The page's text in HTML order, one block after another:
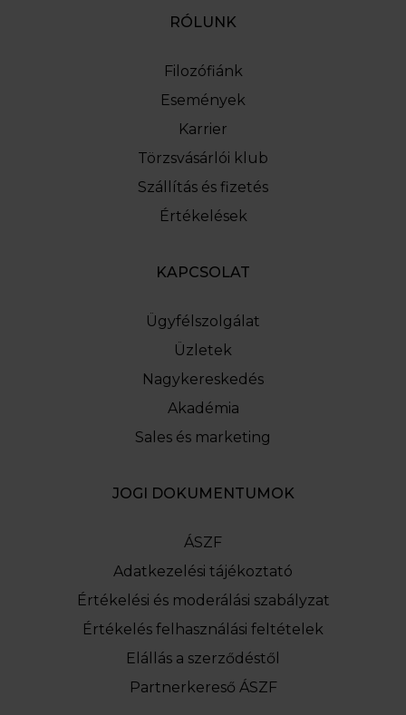
RÓLUNK
Filozófiánk
Események
Karrier
Törzsvásárlói klub
Szállítás és fizetés
Értékelések
KAPCSOLAT
Ügyfélszolgálat
Üzletek
Nagykereskedés
Akadémia
Sales és marketing
JOGI DOKUMENTUMOK
ÁSZF
Adatkezelési tájékoztató
Értékelési és moderálási szabályzat
Értékelés felhasználási feltételek
Elállás a szerződéstől
Partnerkereső ÁSZF